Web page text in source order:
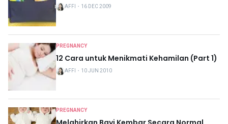
AFFI ・ 16 DEC 2009
PREGNANCY
12 Cara untuk Menikmati Kehamilan (Part 1)
AFFI ・ 10 JUN 2010
PREGNANCY